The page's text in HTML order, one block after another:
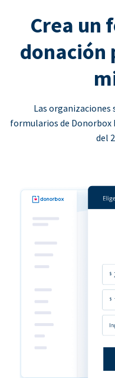
Crea un
donación
Las organizaciones
formularios de Donorbox
del